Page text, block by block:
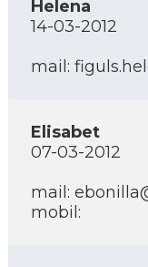
Helena
14-03-2012
mail:
Elisabet
07-03-2012
mail:
mobil: